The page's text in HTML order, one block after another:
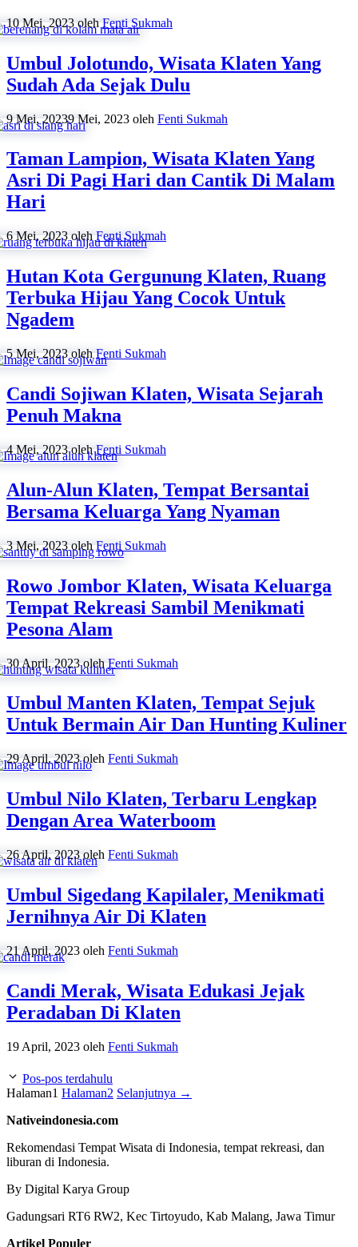
10 Mei, 2023 olehFenti Sukmah
Umbul Jolotundo, Wisata Klaten Yang
Sudah Ada Sejak Dulu
9 Mei, 20239 Mei, 2023 oleh Fenti Sukmah
Taman Lampion, Wisata Klaten Yang
Asri Di Pagi Hari dan Cantik Di Malam
Hari
6 Mei, 2023 olehFenti Sukmah
Hutan Kota Gergunung Klaten, Ruang
Terbuka Hijau Yang Cocok Untuk
Ngadem
5 Mei, 2023 olehFenti Sukmah
Candi Sojiwan Klaten, Wisata Sejarah
Penuh Makna
4 Mei, 2023 olehFenti Sukmah
Alun-Alun Klaten, Tempat Bersantai
Bersama Keluarga Yang Nyaman
3 Mei, 2023 olehFenti Sukmah
Rowo Jombor Klaten, Wisata Keluarga
Tempat Rekreasi Sambil Menikmati
Pesona Alam
30 April, 2023 olehFenti Sukmah
Umbul Manten Klaten, Tempat Sejuk
Untuk Bermain Air Dan Hunting Kuliner
29 April, 2023 oleh Fenti Sukmah
Umbul Nilo Klaten, Terbaru Lengkap
Dengan Area Waterboom
26 April, 2023 oleh Fenti Sukmah
Umbul Sigedang Kapilaler, Menikmati
Jernihnya Air Di Klaten
21 April, 2023 oleh Fenti Sukmah
Candi Merak, Wisata Edukasi Jejak
Peradaban Di Klaten
19 April, 2023 oleh Fenti Sukmah
Pos-pos terdahulu
Halaman1 Halaman2 Selanjutnya →
Nativeindonesia.com
Rekomendasi Tempat Wisata di Indonesia, tempat rekreasi, dan
liburan di Indonesia.
By Digital Karya Group
Gadungsari RT6 RW2, Kec Tirtoyudo, Kab Malang, Jawa Timur
Artikel Populer